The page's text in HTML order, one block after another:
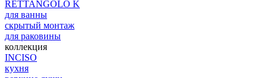
RETTANGOLO K
для ванны
скрытый монтаж
для раковины
коллекция
INCISO
кухня